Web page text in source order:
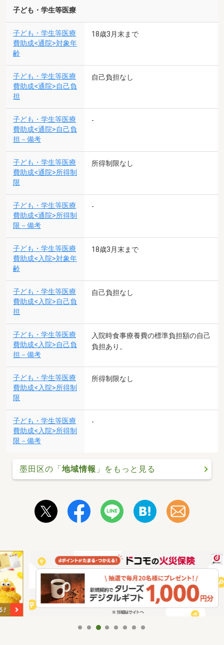
子ども・学生等医療
子ども・学生等医療
費助成<通院>対象年
齢
18歳3月末まで
子ども・学生等医療
費助成<通院>自己負
担
自己負担なし
子ども・学生等医療
費助成<通院>自己負
担－備考
-
子ども・学生等医療
費助成<通院>所得制
限
所得制限なし
子ども・学生等医療
費助成<通院>所得制
限－備考
-
子ども・学生等医療
費助成<入院>対象年
齢
18歳3月末まで
子ども・学生等医療
費助成<入院>自己負
担
自己負担なし
子ども・学生等医療
費助成<入院>自己負
担－備考
入院時食事療養費の標準負担額の自己
負担あり。
子ども・学生等医療
費助成<入院>所得制
限
所得制限なし
子ども・学生等医療
費助成<入院>所得制
限－備考
-
墨田区の「 地域情報 」をもっと見る